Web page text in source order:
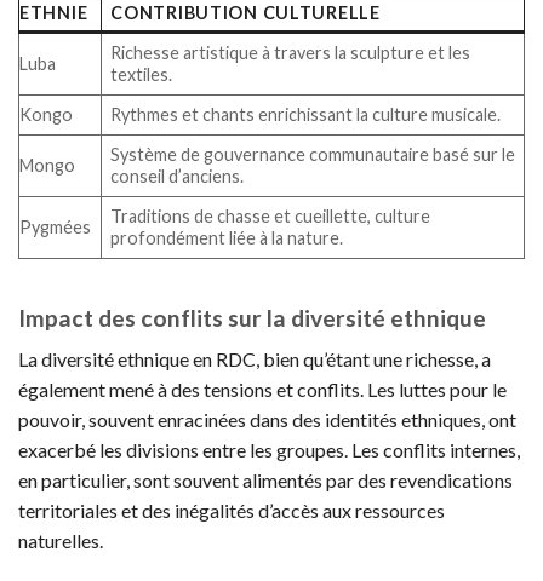
ETHNIE CONTRIBUTION CULTURELLE
Luba
Richesse artistique à travers la sculpture et les
textiles.
Kongo
Rythmes et chants enrichissant la culture musicale.
Mongo
Système de gouvernance communautaire basé sur le
conseil d’anciens.
Pygmées
Traditions de chasse et cueillette, culture
profondément liée à la nature.
Impact des conflits sur la diversité ethnique
La diversité ethnique en RDC, bien qu’étant une richesse, a
également mené à des tensions et conflits. Les luttes pour le
pouvoir, souvent enracinées dans des identités ethniques, ont
exacerbé les divisions entre les groupes. Les conflits internes,
en particulier, sont souvent alimentés par des revendications
territoriales et des inégalités d’accès aux ressources
naturelles.